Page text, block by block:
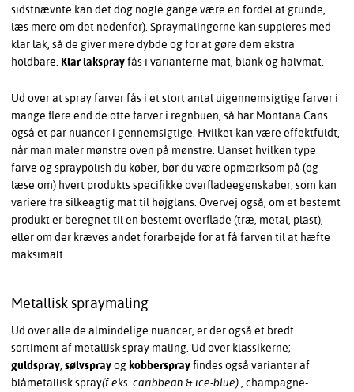
sidstnævnte kan det dog nogle gange være en fordel at grunde,
læs mere om det nedenfor). Spraymalingerne kan suppleres med
klar lak, så de giver mere dybde og for at gøre dem ekstra
holdbare. Klar laksprayfås i varianterne mat, blank og halvmat.
Ud over at spray farver fås i et stort antal uigennemsigtige farver i
mange flere end de otte farver i regnbuen, så har Montana Cans
også et par nuancer i gennemsigtige. Hvilket kan være effektfuldt,
når man maler mønstre oven på mønstre. Uanset hvilken type
farve og spraypolish du køber, bør du være opmærksom på (og
læse om) hvert produkts specifikke overfladeegenskaber, som kan
variere fra silkeagtig mat til højglans. Overvej også, om et bestemt
produkt er beregnet til en bestemt overflade (træ, metal, plast),
eller om der kræves andet forarbejde for at få farven til at hæfte
maksimalt.
Metallisk spraymaling
Ud over alle de almindelige nuancer, er der også et bredt
sortiment af metallisk spray maling. Ud over klassikerne;
guldspray, sølvsprayog kobbersprayfindes også varianter af
blåmetallisk spray(f.eks. caribbean & ice-blue), champagne-